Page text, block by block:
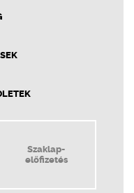
Szaklap-
előfizetés